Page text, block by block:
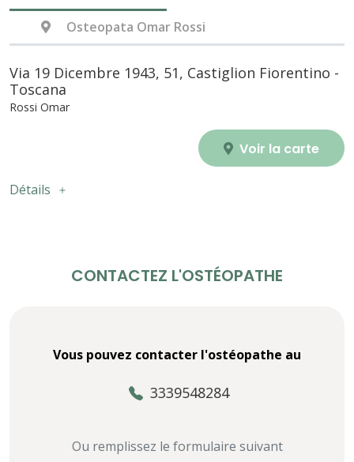
Osteopata Omar Rossi
Via 19 Dicembre 1943, 51, Castiglion Fiorentino -
Toscana
Rossi Omar
Voir la carte
Détails
CONTACTEZ L'OSTÉOPATHE
Vous pouvez contacter l'ostéopathe au
3339548284
Ou remplissez le formulaire suivant